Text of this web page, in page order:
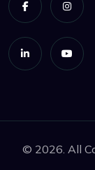
© 2026. All